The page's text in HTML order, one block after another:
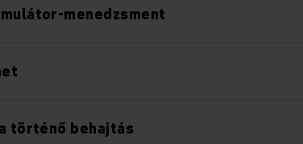
menedzsment
történő behajtás